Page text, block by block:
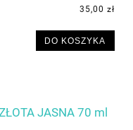
35,00 zł
DO KOSZYKA
JASNA 70 ml